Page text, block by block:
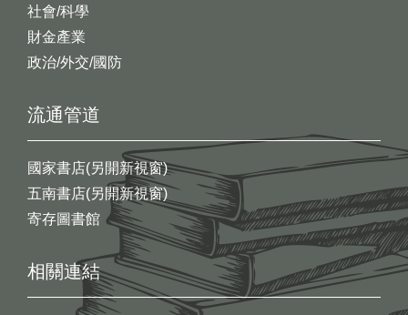
社會/科學
財金產業
政治/外交/國防
流通管道
國家書店(另開新視窗)
五南書店(另開新視窗)
寄存圖書館
相關連結